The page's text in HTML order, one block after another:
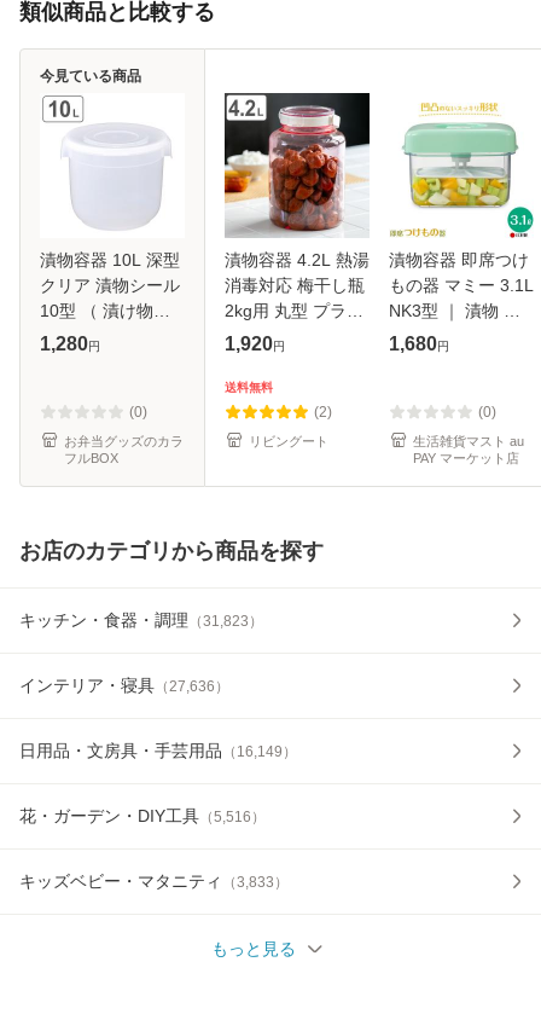
類似商品と比較する
漬物容器 10L 深型
クリア 漬物シール
10型 （ 漬け物容
器 漬物樽 お漬物
漬物器 漬物 漬け物
つけ
1,280円
(0)
お弁当グッズのカラ
フルBOX
今見ている商品
漬物容器 4.2L 熱湯
消毒対応 梅干し瓶
2kg用 丸型 プラス
チック製 （ 梅干し
漬け物容器 手作り
保存容器 梅干し 漬
物
1,920円
送料無料
(2)
リビングート
漬物容器 即席つけ
もの器 マミー 3.1L
NK3型 ｜ 漬物 作
る 容器 漬け物 漬
付き 角型
1,680円
(0)
生活雑貨マスト au
PAY マーケット店
お店のカテゴリから商品を探す
キッチン・食器・調理 （31,823 ）
インテリア・寝具 （ 27,636 ）
日用品・文房具・手芸用品 （ 16,149 ）
花・ガーデン・DIY工具 （5,516 ）
キッズベビー・マタニティ （3,833 ）
もっと見る